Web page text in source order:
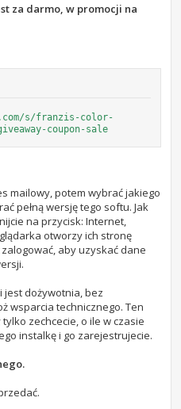
za darmo, w promocji na
s/franzis-color-
coupon-sale
mailowy, potem wybrać jakiego
pełną wersję tego softu. Jak
na przycisk: Internet,
otworzy ich stronę
aby uzyskać dane
jest dożywotnia, bez
wsparcia technicznego. Ten
zechcecie, o ile w czasie
instalkę i go zarejestrujecie.